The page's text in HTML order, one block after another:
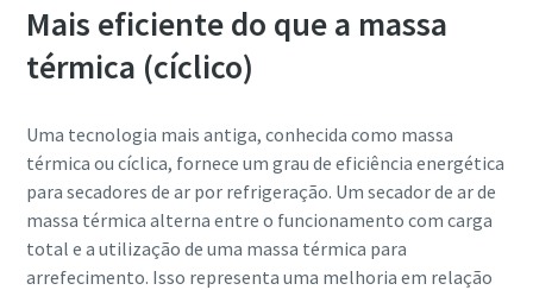
Mais eficiente do que a massa
térmica (cíclico)
Uma tecnologia mais antiga, conhecida como massa
térmica ou cíclica, fornece um grau de eficiência energética
para secadores de ar por refrigeração. Um secador de ar de
massa térmica alterna entre o funcionamento com carga
total e a utilização de uma massa térmica para
arrefecimento. Isso representa uma melhoria em relação